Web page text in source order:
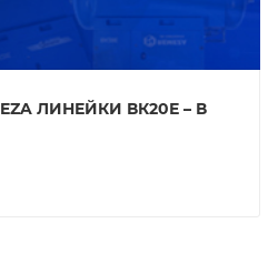
ЛИНЕЙКИ ВК20Е – В